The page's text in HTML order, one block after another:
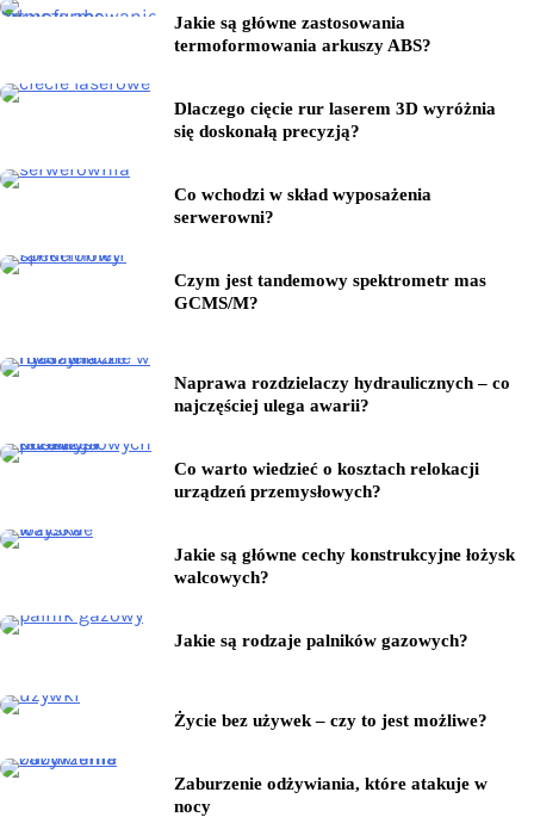
Jakie są główne zastosowania
termoformowania arkuszy ABS?
Dlaczego cięcie rur laserem 3D wyróżnia
się doskonałą precyzją?
Co wchodzi w skład wyposażenia
serwerowni?
Czym jest tandemowy spektrometr mas
GCMS/M?
Naprawa rozdzielaczy hydraulicznych – co
najczęściej ulega awarii?
Co warto wiedzieć o kosztach relokacji
urządzeń przemysłowych?
Jakie są główne cechy konstrukcyjne łożysk
walcowych?
Jakie są rodzaje palników gazowych?
Życie bez używek – czy to jest możliwe?
Zaburzenie odżywiania, które atakuje w
nocy